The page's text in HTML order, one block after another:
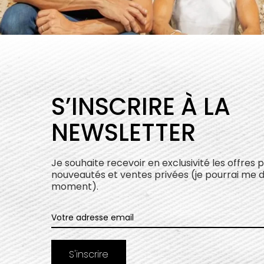
S’INSCRIRE À LA
NEWSLETTER
Je souhaite recevoir en exclusivité les offres
nouveautés et ventes privées (je pourrai me
moment).